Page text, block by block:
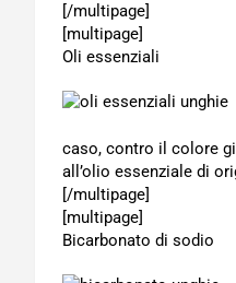
[/multipage]
[multipage]
Oli essenziali
caso, contro il colore
all’olio essenziale di
[/multipage]
[multipage]
Bicarbonato di sodio